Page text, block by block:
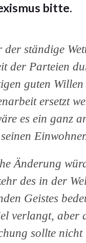
bitte.
der ständige
der Parteien
guten
ersetzt
es ein ganz
Änderung
des in der
Geistes
verlangt, aber
sollte nicht